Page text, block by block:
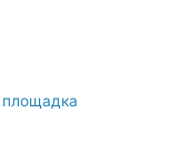
площадка